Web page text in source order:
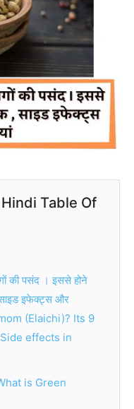
Table Of
की पसंद । इससे होने
इफेक्ट्स और
(Elaichi)? Its 9
effects in
is Green